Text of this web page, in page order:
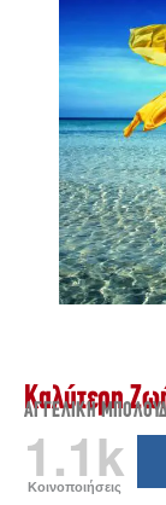
Καλύτερη
ΑΓΓΕΛΙΚΉ
1.1k
Κοινοποιήσεις